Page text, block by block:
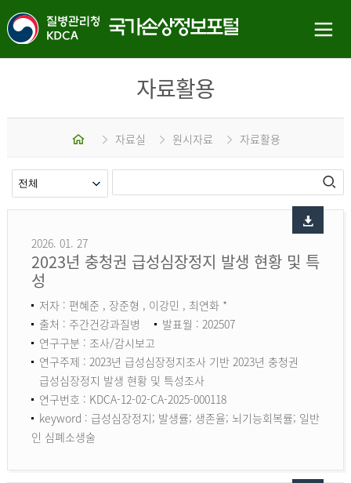
자료활용
홈 자료실 원시자료 자료활용
2026. 01. 27
2023년 충청권 급성심장정지 발생 현황 및 특
성
저자 : 편혜준 , 장준형 , 이강민 , 최연화 *
출처 : 주간건강과질병
발표월 : 202507
연구구분 : 조사/감시보고
연구주제 : 2023년 급성심장정지조사 기반 2023년 충청권
급성심장정지 발생 현황 및 특성조사
연구번호 : KDCA-12-02-CA-2025-000118
keyword : 급성심장정지; 발생률; 생존율; 뇌기능회복률; 일반
인 심폐소생술